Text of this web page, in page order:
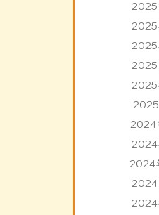
2025
2025
2025
2025
2025
2025
2024
2024
2024
2024
2024